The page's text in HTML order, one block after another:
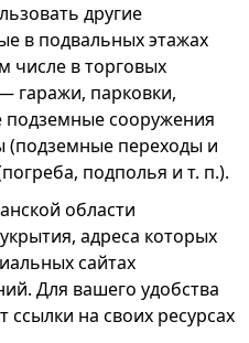
другие
в подвальных этажах
числе в торговых
гаражи, парковки,
подземные сооружения
(подземные переходы и
подполья и т. п.).
области
адреса которых
сайтах
Для вашего удобства
на своих ресурсах